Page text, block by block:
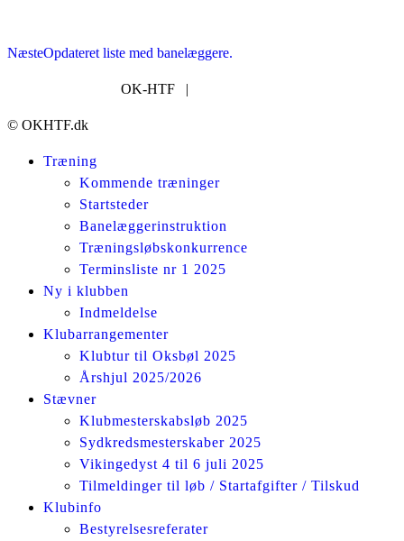
NæsteNæste
Opdateret liste med banelæggere.
OK-HTF |
© OKHTF.dk
Træning
Kommende træninger
Startsteder
Banelæggerinstruktion
Træningsløbskonkurrence
Terminsliste nr 1 2025
Ny i klubben
Indmeldelse
Klubarrangementer
Klubtur til Oksbøl 2025
Årshjul 2025/2026
Stævner
Klubmesterskabsløb 2025
Sydkredsmesterskaber 2025
Vikingedyst 4 til 6 juli 2025
Tilmeldinger til løb / Startafgifter / Tilskud
Klubinfo
Bestyrelsesreferater